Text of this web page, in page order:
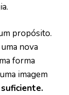
propósito.
nova
forma
imagem